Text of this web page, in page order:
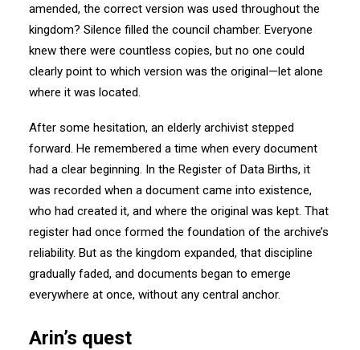
amended, the correct version was used throughout the
kingdom? Silence filled the council chamber. Everyone
knew there were countless copies, but no one could
clearly point to which version was the original—let alone
where it was located.
After some hesitation, an elderly archivist stepped
forward. He remembered a time when every document
had a clear beginning. In the Register of Data Births, it
was recorded when a document came into existence,
who had created it, and where the original was kept. That
register had once formed the foundation of the archive’s
reliability. But as the kingdom expanded, that discipline
gradually faded, and documents began to emerge
everywhere at once, without any central anchor.
Arin’s quest